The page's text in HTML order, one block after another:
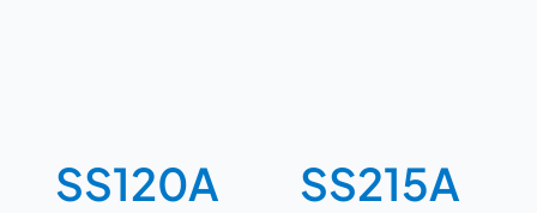
SS120A SS215A